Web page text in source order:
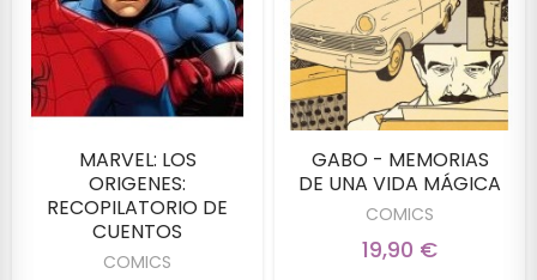
MARVEL: LOS
ORIGENES:
RECOPILATORIO DE
CUENTOS
COMICS
GABO - MEMORIAS
DE UNA VIDA MÁGICA
COMICS
19,90 €